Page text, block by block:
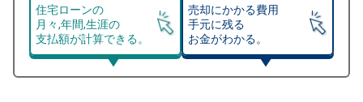
住宅ローンの
月々,年間,生涯の
支払額が計算できる。
売却にかかる費用
手元に残る
お金がわかる。
総支払額シミュレーション
マンション売却シミュレーター